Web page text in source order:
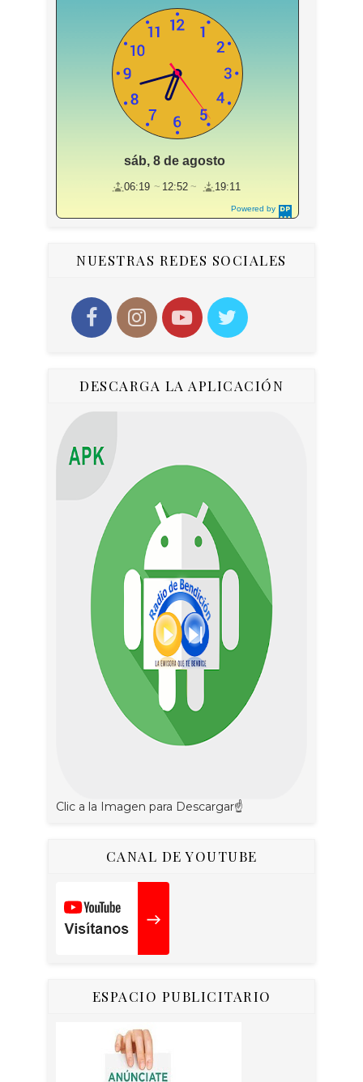
Powered by
DaysPedia.c
sáb, 8 de agosto
06:19 12:52 19:11
NUESTRAS REDES SOCIALES
DESCARGA LA APLICACIÓN
Clic a la Imagen para Descargar☝
CANAL DE YOUTUBE
ESPACIO PUBLICITARIO